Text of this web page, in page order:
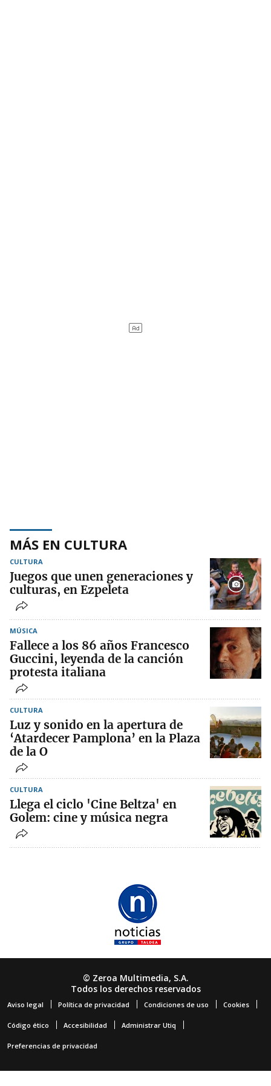
MÁS EN CULTURA
CULTURA
Juegos que unen generaciones y
culturas, en Ezpeleta
MÚSICA
Fallece a los 86 años Francesco
Guccini, leyenda de la canción
protesta italiana
CULTURA
Luz y sonido en la apertura de
‘Atardecer Pamplona’ en la Plaza
de la O
CULTURA
Llega el ciclo 'Cine Beltza' en
Golem: cine y música negra
© Zeroa Multimedia, S.A.
Todos los derechos reservados
Aviso legal Política de privacidad Condiciones de uso Cookies
Código ético Accesibilidad Administrar Utiq
Preferencias de privacidad